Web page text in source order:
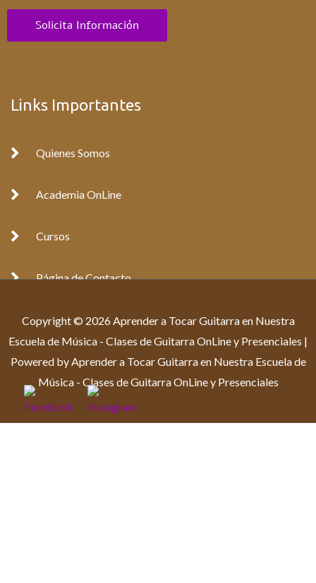
Solicita Información
Links Importantes
Quienes Somos
Academia OnLine
Cursos
Página de Contacto
Copyright © 2026 Aprender a Tocar Guitarra en Nuestra
Escuela de Música - Clases de Guitarra OnLine y Presenciales |
Powered by Aprender a Tocar Guitarra en Nuestra Escuela de
Música - Clases de Guitarra OnLine y Presenciales